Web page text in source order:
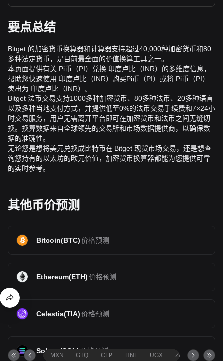
要点总结
Bitget 的加密货币换算器和计算器支持超过40,000种加密货币和80
多种法定货币，是目前最全面的价值换算工具之一。
本页面提供有关 Pi币（PI）兑换 印度卢比（INR）的多维度信息，
帮助您快速使用 印度卢比（INR）购买Pi币（PI）或将 Pi币（PI）
卖出为 印度卢比（INR）。
Bitget 法币交易支持1000多种加密货币、80多种法币、20多种语言
以及多种当地支付方式，并提供低至0%的法币交易手续费和7×24小
时交易服务，用户无需离开平台即可在加密货币和法币之间无缝切
换。换算数据来自全球领先的交易所和市场数据提供商，以确保数
据的准确性。
无论您是想将美元兑换成比特币在 Bitget 现货市场交易，还是想查
询您持有的以太坊的欧元价值，加密货币换算器都能为您提供可靠
的实时参考。
其他币价预测
Bitcoin(BTC)价格预测
Ethereum(ETH)价格预测
Celestia(TIA)价格预测
Solana (SOL ) 价格预测
MXN GTQ CLP HNL UGX ZAR TND